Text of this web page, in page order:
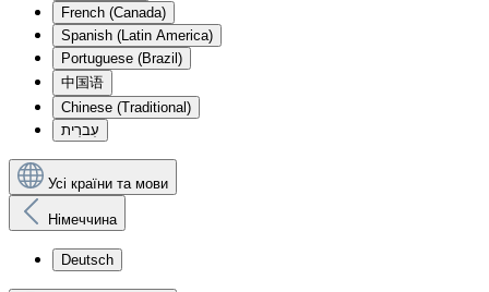
French (Canada)
Spanish (Latin America)
Portuguese (Brazil)
中国语
Chinese (Traditional)
עִברִית
Усі країни та мови
Німеччина
Deutsch